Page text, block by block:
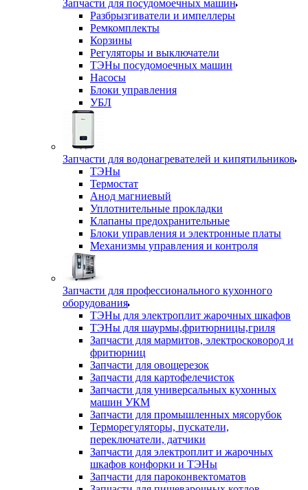
Запчасти для посудомоечных машин
Разбрызгиватели и импеллеры
Ремкомплекты
Корзины
Регуляторы и выключатели
ТЭНы посудомоечных машин
Насосы
Блоки управления
УБЛ
Запчасти для водонагревателей и кипятильников
ТЭНы
Термостат
Анод магниевый
Уплотнительные прокладки
Клапаны предохранительные
Блоки управления и электронные платы
Механизмы управления и контроля
Запчасти для профессионального кухонного
оборудования
ТЭНы для электроплит жарочных шкафов
ТЭНы для шаурмы,фритюрницы,гриля
Запчасти для мармитов, электросковород и
фритюрниц
Запчасти для овощерезок
Запчасти для картофелечисток
Запчасти для универсальных кухонных
машин УКМ
Запчасти для промышленных мясорубок
Терморегуляторы, пускатели,
переключатели, датчики
Запчасти для электроплит и жарочных
шкафов конфорки и ТЭНы
Запчасти для пароконвектоматов